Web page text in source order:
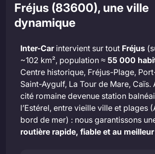
Fréjus (83600), une ville
dynamique
Inter-Carintervient sur tout Fréjus
~102 km², population ≈ 55 000
Centre historique, Fréjus-Plage,
Saint-Aygulf, La Tour de Mare, Caïs.
cité romaine devenue station
l’Estérel, entre vieille ville et plages
bord de mer) : nous garantissons
routière rapide, fiable et au